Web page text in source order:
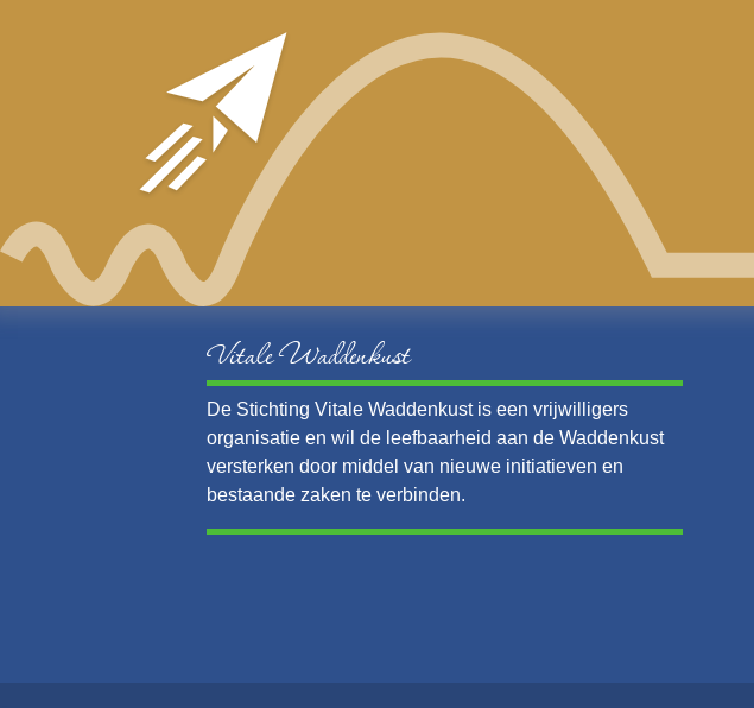
Vitale Waddenkust
De Stichting Vitale Waddenkust is een vrijwilligers
organisatie en wil de leefbaarheid aan de Waddenkust
versterken door middel van nieuwe initiatieven en
bestaande zaken te verbinden.